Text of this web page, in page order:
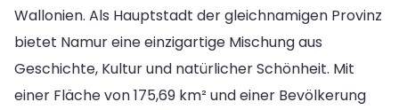
Wallonien. Als Hauptstadt der gleichnamigen Provinz
bietet Namur eine einzigartige Mischung aus
Geschichte, Kultur und natürlicher Schönheit. Mit
einer Fläche von 175,69 km² und einer Bevölkerung